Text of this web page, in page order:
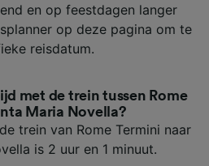
en op feestdagen langer
op deze pagina om te
reisdatum.
met de trein tussen Rome
Maria Novella?
trein van Rome Termini naar
is 2 uur en 1 minuut.